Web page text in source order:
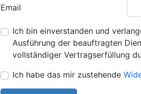
Email
Ich bin einverstanden und
Ausführung der beauftragten
vollständiger Vertragserfüllung
Ich habe das mir zustehende